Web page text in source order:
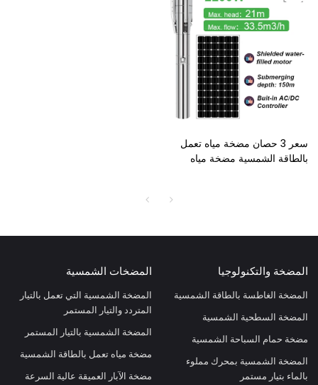
سعر 3 حصان مضخة مياه تعمل
بالطاقة الشمسية مضخة مياه
المضخة والتكنولوجيا
المضخة الغاطسة بالطاقة الشمسية
المضخة السطحية الشمسية
مضخة حمام السباحة الشمسية
المضخة الشمسية بمحرك مملوء
بالماء بتيار مستمر
المضخات الشمسية
المضخة الشمسية التي تعمل بالتيار
المتردد والتيار المستمر
المضخة الشمسية بالتيار المستمر
مضخة مياه تعمل بالطاقة الشمسية
مضخة الآبار العميقة عالية السرعة